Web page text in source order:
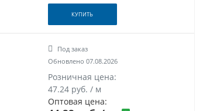
КУПИТЬ
Под заказ
Обновлено 07.08.2026
Розничная цена:
47.24 руб. / м
Оптовая цена: